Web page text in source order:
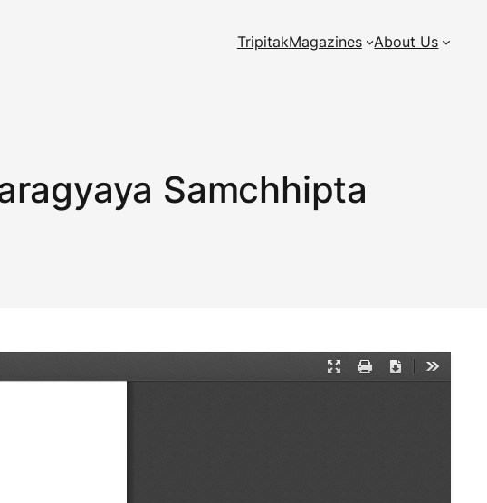
TripitakMagazines About Us
Samchhipta